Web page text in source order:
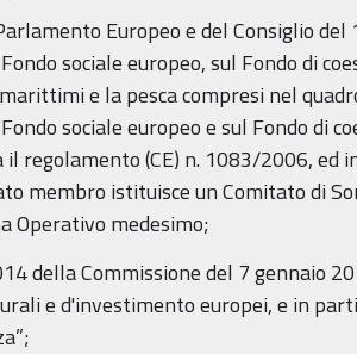
Europeo e del Consiglio
sociale europeo, sul Fondo di
e la pesca compresi nel
sociale europeo e sul Fondo di
regolamento (CE) n. 1083/2006, ed
membro istituisce un Comitato di
Operativo medesimo;
della Commissione del 7 gennaio
e d'investimento europei, e in